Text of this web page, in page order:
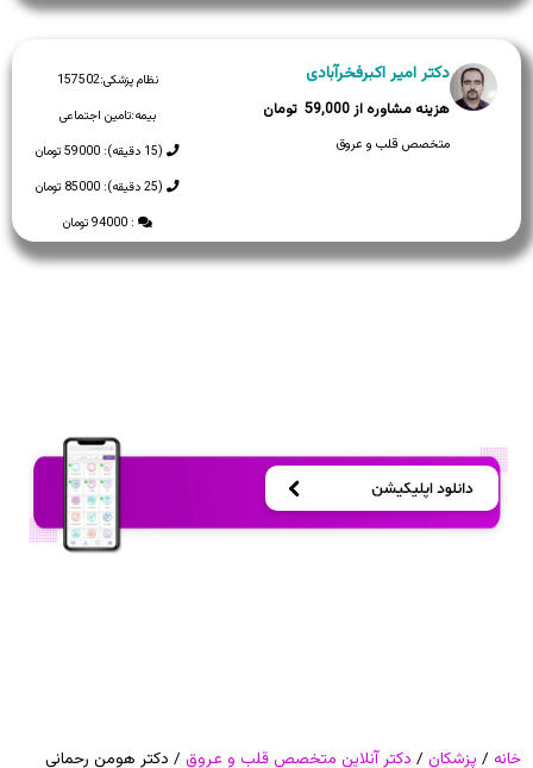
نظام پزشکی:157502
بیمه:تامین اجتماعی
(15 دقیقه): 59000 تومان
(25 دقیقه): 85000 تومان
: 94000 تومان
دکتر امیر اکبرفخرآبادی
59,000
متخصص قلب و عروق
خانه / پزشکان / دکتر آنلاین متخصص قلب و عروق / دکتر هومن رحمانی